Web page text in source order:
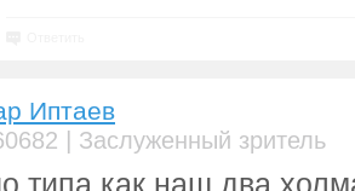
Иптаев
| Заслуженный зритель
типа как наш два